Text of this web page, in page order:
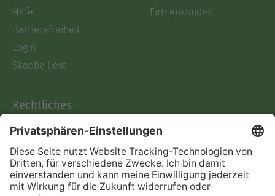
Hilfe
Barrierefreiheit
Login
Skoobe liest
Firmenkunden
Rechtliches
Informationen nach Data
Act
Verträge hier kündigen